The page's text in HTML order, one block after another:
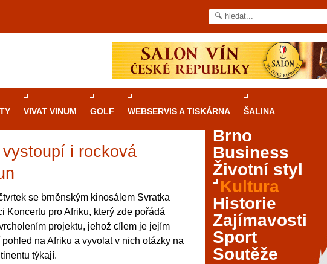
VIVAT VINUM GOLF WEBSERVIS A TISKÁRNA ŠALINA
i rocková
se brněnským kinosálem Svratka
Koncertu pro Afriku, který zde pořádá
projektu, jehož cílem je jejím
na Afriku a vyvolat v nich otázky na
týkají.
kasinovými hrami v Brně: Od
po video automaty
je městem známým pro zajímavé památky, skvělé
divadla a univerzity. Mimo jiné je ale také
kde si můžete legálně a bezpečně vyzkoušet
kasinové hry. V neustále kvetoucí moravské
naleznete širokou nabídku her od klasické
až po moderní automaty jak pro pravidelné
Brno
Business
Životní styl
Kultura
Historie
Zajímavosti
Sport
Soutěže